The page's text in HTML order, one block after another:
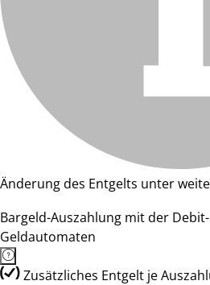
Änderung des Entgelts unter
Bargeld-Auszahlung mit der
Geldautomaten
Zusätzliches Entgelt je